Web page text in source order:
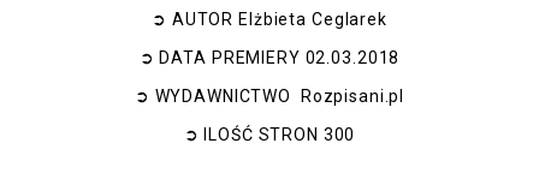
➲ AUTOR Elżbieta Ceglarek
➲ DATA PREMIERY 02.03.2018
➲ WYDAWNICTWO
Rozpisani.pl
➲
ILOŚĆ STRON 300